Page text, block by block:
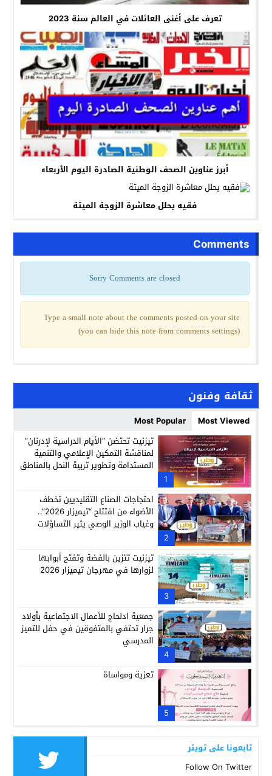
تعرف على أغنى العائلات في العالم سنة 2023
أبرز عناوين الصحف الوطنية الصادرة اليوم الأربعاء
فقيه يحلل معاشرة الزوجة الميتة
Comments
Sorry Comments are closed
Type a small note about the comments posted on your site
(you can hide this note from comments settings)
ثقافة وفنون
Most Viewed
Most Popular
1
تيزنيت تحتضن “الأيام الدراسية لإدرنان”
لمناقشة التمكين الإعلامي والتنمية
المستدامة وتطوير تربية النحل بالمناطق
2
احتجاجات الصناع التقليديين تخطف
الأضواء من افتتاح “تيميزار 2026”..
وغياب الوزير الوصي يثير التساؤلات
3
تيزنيت تتزين بالفضة وتفتح أبوابها
لزوارها في مهرجان تيميزار 2026
4
جمعية ادلحاج للأعمال الاجتماعية بأولاد
جرار تحتفي بالمتفوقين في حفل للتميز
المدرسي
5
تعزية ومواساة
تابعونا على تويتر
Follow On Twitter